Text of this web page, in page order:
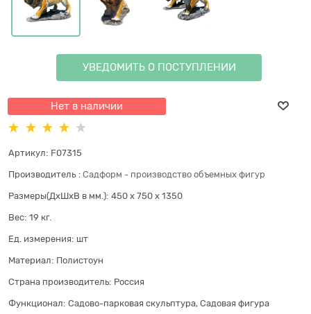
УВЕДОМИТЬ О ПОСТУПЛЕНИИ
Нет в наличии
Артикул: F07315
Производитель : Садформ - производство объемных фигур
Размеры(ДхШхВ в мм.): 450 x 750 x 1350
Вес: 19 кг.
Ед. измерения: шт
Материал: Полистоун
Страна производитель: Россия
Функционал: Садово-парковая скульптура, Садовая фигура